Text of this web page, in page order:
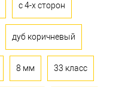
с 4-х сторон
дуб коричневый
8 мм 33 класс